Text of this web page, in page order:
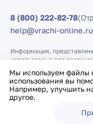
Мы используем файлы
использования вы
Например, улучшить
другое.
8 (800) 222-82-78
help@vrachi-online.ru
Информация,
использована для
заменяет прием врача.
Политика